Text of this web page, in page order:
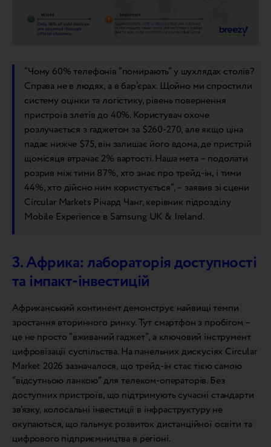
“Чому 60% телефонів “помирають” у шухлядах столів?
Справа не в людях, а в бар’єрах. Щойно ми спростили
систему оцінки та логістику, рівень повернення
пристроїв злетів до 40%. Користувач охоче
розлучається з гаджетом за $260-270, але якщо ціна
падає нижче $75, він залишає його вдома, де пристрій
щомісяця втрачає 2% вартості. Наша мета – подолати
розрив між тими 87%, хто знає про трейд-ін, і тими
44%, хто дійсно ним користується”, – заявив зі сцени
Circular Markets Річард Чанг, керівник підрозділу
Mobile Experience в Samsung UK & Ireland.
3. Африка: лабораторія доступності
та імпакт-інвестицій
Африканський континент демонструє найвищі темпи
зростання вторинного ринку. Тут смартфон з пробігом –
це не просто “вживаний гаджет”, а ключовий інструмент
цифровізації суспільства. На панельних дискусіях Circular
Market 2026 зазначалося, що трейд-ін стає тією самою
“відсутньою ланкою” для телеком-операторів. Без
доступних пристроїв, що підтримують сучасні стандарти
зв’язку, колосальні інвестиції в інфраструктуру не
окупаються, що гальмує розвиток дистанційної освіти та
цифрового підприємництва в регіоні.